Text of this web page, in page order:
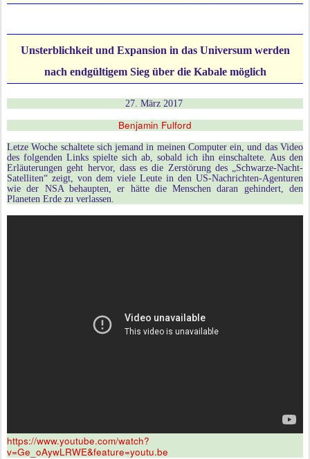
Unsterblichkeit und Expansion in das Universum werden
nach endgültigem Sieg über die Kabale möglich
27. März 2017
Benjamin Fulford
Letze Woche schaltete sich jemand in meinen Computer ein, und das Video
des folgenden Links spielte sich ab, sobald ich ihn einschaltete. Aus den
Erläuterungen geht hervor, dass es die Zerstörung des „Schwarze-Nacht-
Satelliten“ zeigt, von dem viele Leute in den US-Nachrichten-Agenturen
wie der NSA behaupten, er hätte die Menschen daran gehindert, den
Planeten Erde zu verlassen.
https://www.youtube.com/watch?
v=Ge_oAywLRWE&feature=youtu.be